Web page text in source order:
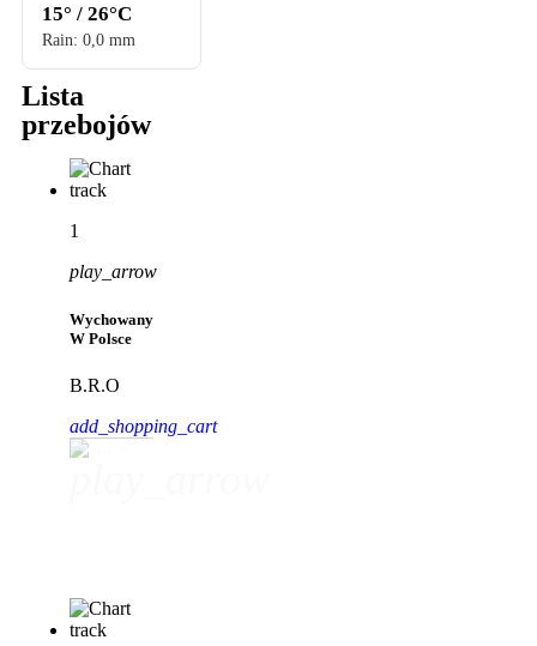
15° / 26°C
Rain: 0,0 mm
Lista
przebojów
1
play_arrow
Wychowany
W Polsce
B.R.O
add_shopping_cart